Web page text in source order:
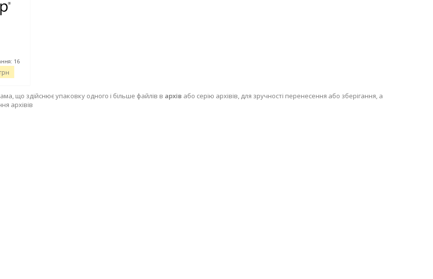
16
грн
що здійснює упаковку одного і більше файлів в архів або серію архівів, для зручності перенесення або зберігання, а
архівів